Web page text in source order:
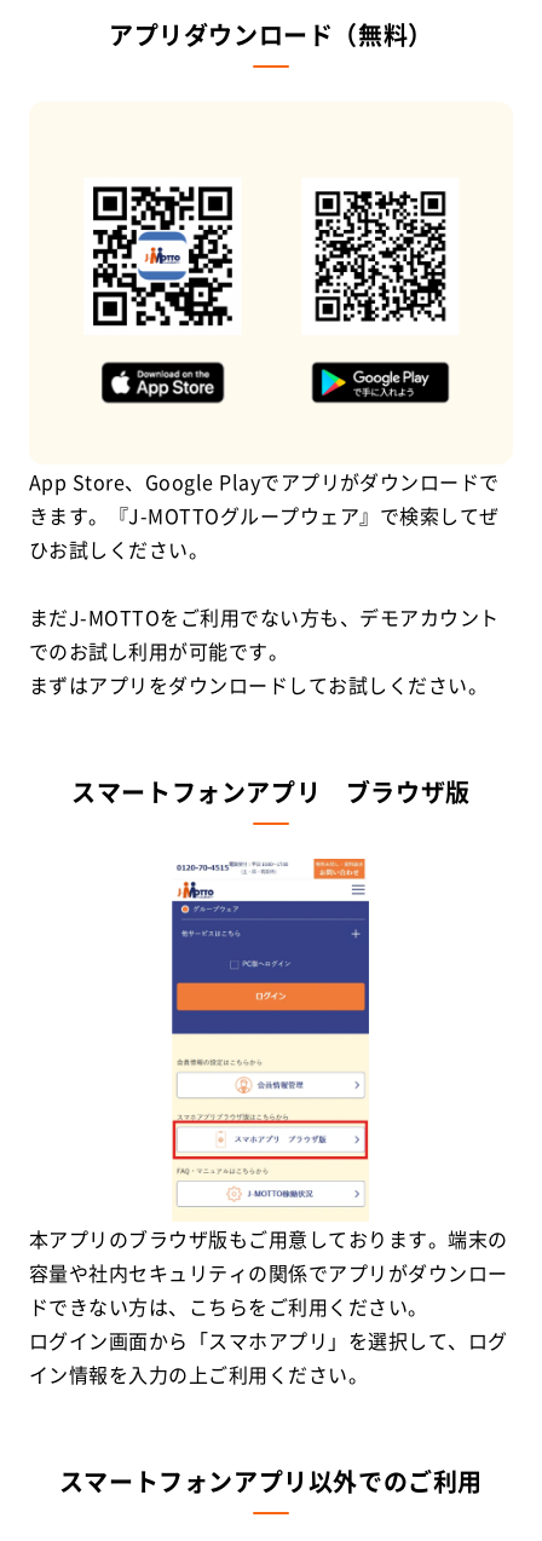
アプリダウンロード（無料）
App Store、Google Playでアプリがダウンロードで
きます。『J-MOTTOグループウェア』で検索してぜ
ひお試しください。
まだJ-MOTTOをご利用でない方も、デモアカウント
でのお試し利用が可能です。
まずはアプリをダウンロードしてお試しください。
スマートフォンアプリ ブラウザ版
本アプリのブラウザ版もご用意しております。端末の
容量や社内セキュリティの関係でアプリがダウンロー
ドできない方は、こちらをご利用ください。
ログイン画面から「スマホアプリ」を選択して、ログ
イン情報を入力の上ご利用ください。
スマートフォンアプリ以外でのご利用